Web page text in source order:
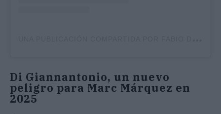
Di Giannantonio, un nuevo
peligro para Marc Márquez en
2025